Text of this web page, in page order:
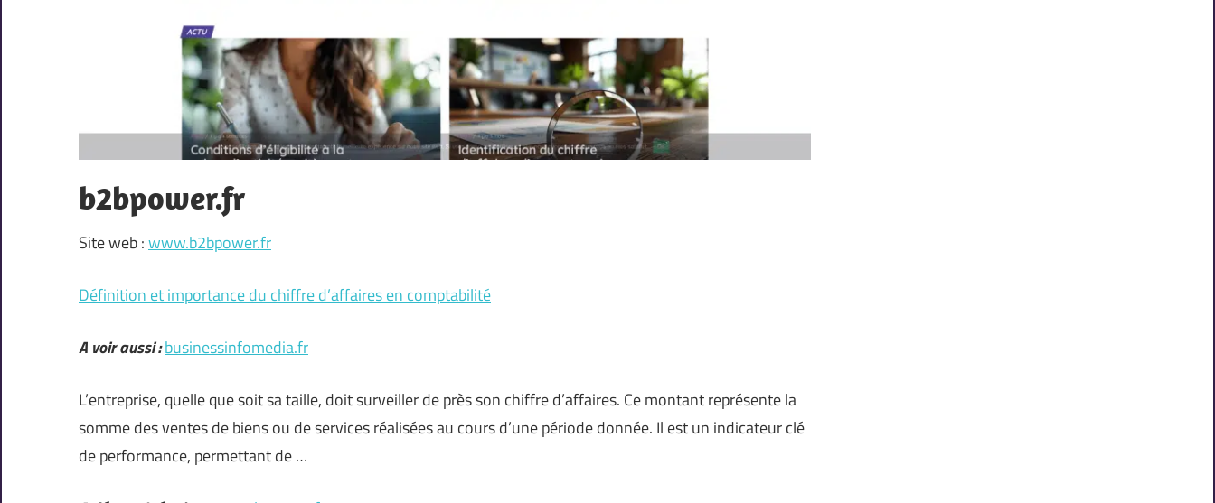
b2bpower.fr
Site web :www.b2bpower.fr
Définition et importance du chiffre d’affaires en comptabilité
A voir aussi :businessinfomedia.fr
L’entreprise, quelle que soit sa taille, doit surveiller de près son chiffre d’affaires. Ce montant représente la
somme des ventes de biens ou de services réalisées au cours d’une période donnée. Il est un indicateur clé
de performance, permettant de …